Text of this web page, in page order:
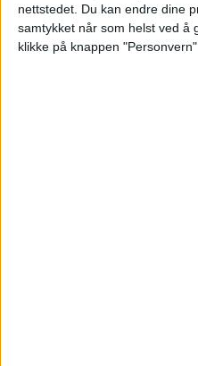
nettstedet. Du kan endre dine
samtykket når som helst ved å
klikke på knappen
Om